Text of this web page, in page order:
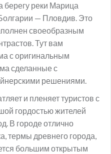
берегу реки Марица
— Пловдив. Это
своеобразным
Тут вам
с оригинальным
сделанные с
решениями.
и пленяет туристов с
гордостью жителей
В городе отлично
термы древнего города,
большим открытым